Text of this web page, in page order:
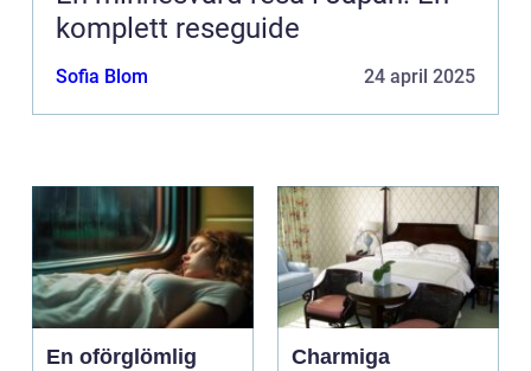
komplett reseguide
Sofia Blom 24 april 2025
En oförglömlig
Charmiga